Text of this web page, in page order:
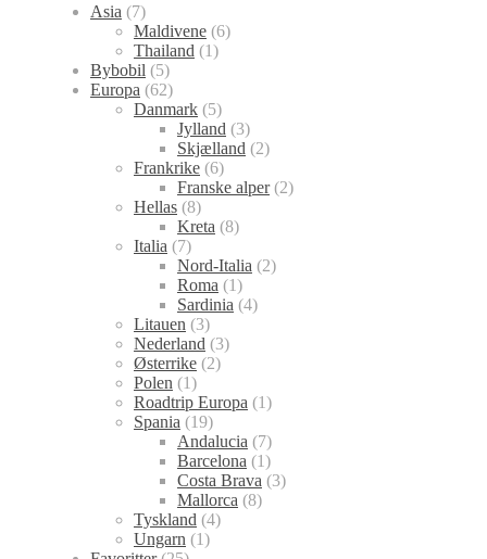
Asia (7)
Maldivene (6)
Thailand (1)
Bybobil (5)
Europa (62)
Danmark (5)
Jylland (3)
Skjælland (2)
Frankrike (6)
Franske alper(2)
Hellas (8)
Kreta (8)
Italia (7)
Nord-Italia (2)
Roma (1)
Sardinia (4)
Litauen (3)
Nederland (3)
Østerrike (2)
Polen (1)
Roadtrip Europa (1)
Spania (19)
Andalucia (7)
Barcelona (1)
Costa Brava (3)
Mallorca (8)
Tyskland (4)
Ungarn (1)